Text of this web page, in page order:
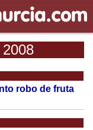
robo de fruta